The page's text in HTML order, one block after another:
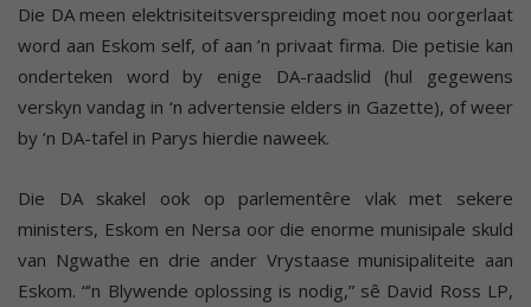
Die DA meen elektrisiteitsverspreiding moet nou oorgerlaat
word aan Eskom self, of aan ’n privaat firma. Die petisie kan
onderteken word by enige DA-raadslid (hul gegewens
verskyn vandag in ‘n advertensie elders in Gazette), of weer
by ‘n DA-tafel in Parys hierdie naweek.
Die DA skakel ook op parlementêre vlak met sekere
ministers, Eskom en Nersa oor die enorme munisipale skuld
van Ngwathe en drie ander Vrystaase munisipaliteite aan
Eskom. “’n Blywende oplossing is nodig,” sê David Ross LP,